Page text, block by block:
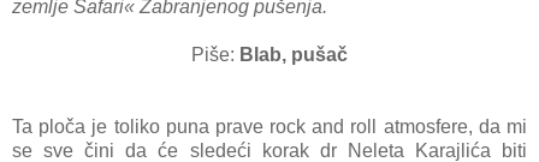
zemlje Safari« Zabranjenog pušenja.
Piše: Blab, pušač
Ta ploča je toliko puna prave rock and roll atmosfere, da mi
se sve čini da će sledeći korak dr Neleta Karajlića biti